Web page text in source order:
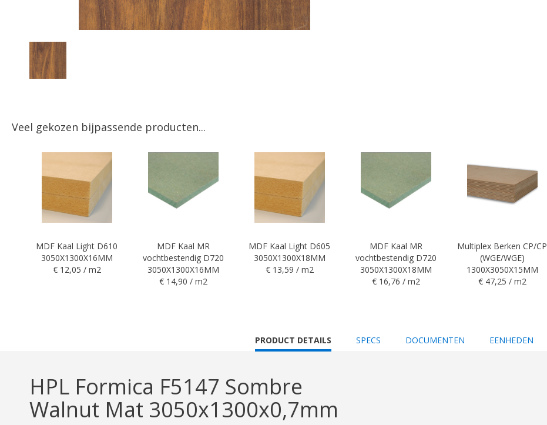
Veel gekozen bijpassende producten...
MDF Kaal Light D610
3050X1300X16MM
€ 12,05 / m2
MDF Kaal MR
vochtbestendig D720
3050X1300X16MM
€ 14,90 / m2
MDF Kaal Light D605
3050X1300X18MM
€ 13,59 / m2
MDF Kaal MR
vochtbestendig D720
3050X1300X18MM
€ 16,76 / m2
Multiplex Berken CP/CP
(WGE/WGE)
1300X3050X15MM
€ 47,25 / m2
CURRENT
TAB:
PRODUCT DETAILS SPECS DOCUMENTEN EENHEDEN
HPL Formica F5147 Sombre
Walnut Mat 3050x1300x0,7mm